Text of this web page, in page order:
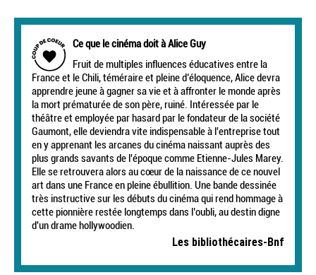
Ce que le cinéma doit à Alice Guy
Fruit de multiples influences éducatives entre la
France et le Chili, téméraire et pleine d’éloquence, Alice devra
apprendre jeune à gagner sa vie et à affronter le monde après
la mort prématurée de son père, ruiné. Intéressée par le
théâtre et employée par hasard par le fondateur de la société
Gaumont, elle deviendra vite indispensable à l'entreprise tout
en y apprenant les arcanes du cinéma naissant auprès des
plus grands savants de l'époque comme Etienne-Jules Marey.
Elle se retrouvera alors au cœur de la naissance de ce nouvel
art dans une France en pleine ébullition. Une bande dessinée
très instructive sur les débuts du cinéma qui rend hommage à
cette pionnière restée longtemps dans l’oubli, au destin digne
d'un drame hollywoodien.
Les bibliothécaires-Bnf